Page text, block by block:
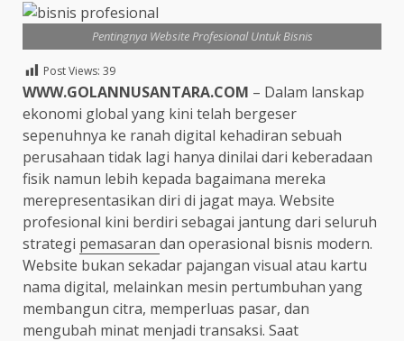
Pentingnya Website Profesional Untuk Bisnis
Post Views: 39
WWW.GOLANNUSANTARA.COM – Dalam lanskap
ekonomi global yang kini telah bergeser
sepenuhnya ke ranah digital kehadiran sebuah
perusahaan tidak lagi hanya dinilai dari keberadaan
fisik namun lebih kepada bagaimana mereka
merepresentasikan diri di jagat maya. Website
profesional kini berdiri sebagai jantung dari seluruh
strategi pemasaran dan operasional bisnis modern.
Website bukan sekadar pajangan visual atau kartu
nama digital, melainkan mesin pertumbuhan yang
membangun citra, memperluas pasar, dan
mengubah minat menjadi transaksi. Saat